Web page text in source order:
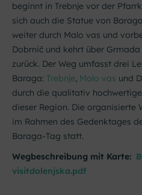
beginnt in Trebnje vor der
sich auch die Statue von
weiter durch Malo vas und
Dobrnič und kehrt über
zurück. Der Weg umfasst drei
Baraga: Trebnje, Malo vas und
durch die qualitativ
dieser Region. Die organisierte
im Rahmen des Gedenktages
Baraga-Tag statt.
Wegbeschreibung mit Karte:
visitdolenjska.pdf